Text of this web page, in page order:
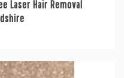
Laser Hair Removal